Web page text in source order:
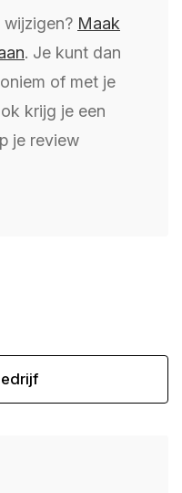
Maak
. Je kunt dan
of met je
krijg je een
je review